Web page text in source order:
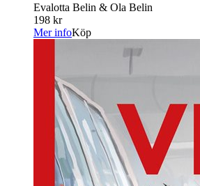
Evalotta Belin & Ola Belin
198 kr
Mer infoKöp